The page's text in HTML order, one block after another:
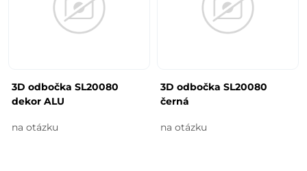
3D odbočka SL20080
dekor ALU
na otázku
3D odbočka SL20080
černá
na otázku